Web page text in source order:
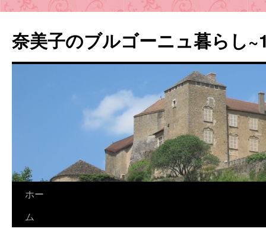
奈美子のブルゴーニュ暮らし
ホー
ム